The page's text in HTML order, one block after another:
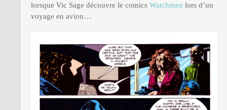
lorsque Vic Sage découvre le comics Watchmen lors d’un
voyage en avion…